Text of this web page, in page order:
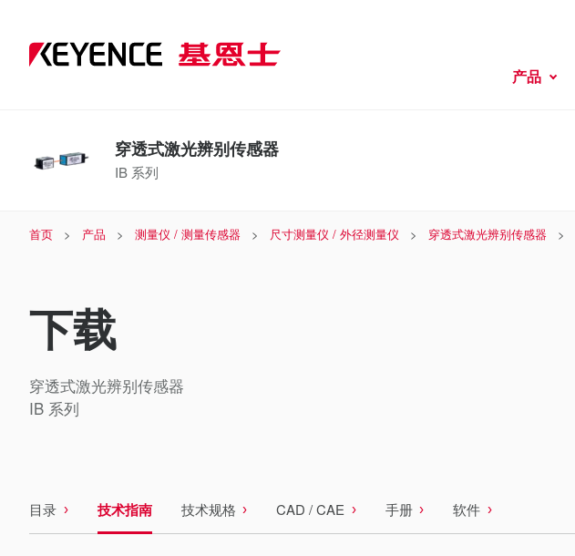
产品
穿透式激光辨别传感器
IB 系列
首页 产品 测量仪 / 测量传感器 尺寸测量仪 / 外径测量仪 穿透式激光辨别传感器
下载
穿透式激光辨别传感器
IB 系列
目录 技术指南 技术规格 CAD / CAE 手册 软件